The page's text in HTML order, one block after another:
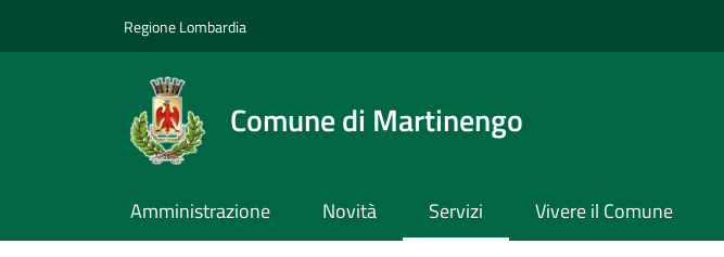
Regione Lombardia
Comune di Martinengo
Amministrazione Novità Servizi Vivere il Comune